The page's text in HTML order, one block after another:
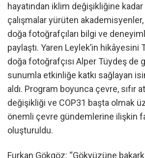
hayatından iklim değişikliğine kadar
çalışmalar yürüten
doğa fotoğrafçıları bilgi ve
paylaştı. Yaren Leylek’in hikâyesini
doğa fotoğrafçısı Alper Tüydeş de
sunumla etkinliğe katkı sağlayan
aldı. Program boyunca çevre, sıfır
değişikliği ve COP31 başta olmak
önemli çevre gündemlerine ilişkin
oluşturuldu.
Furkan Gökgöz: “Gökyüzüne